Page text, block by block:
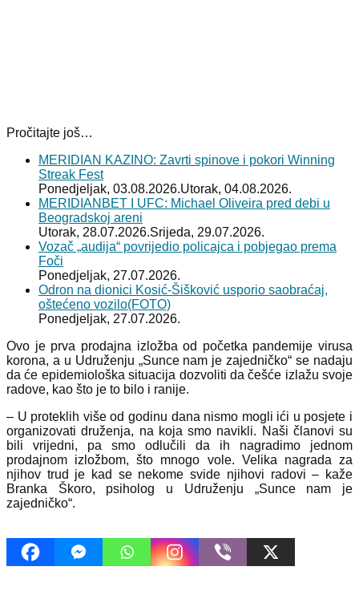
Pročitajte još…
MERIDIAN KAZINO: Zavrti spinove i pokori Winning
Streak Fest
Ponedjeljak, 03.08.2026.Utorak, 04.08.2026.
MERIDIANBET I UFC: Michael Oliveira pred debi u
Beogradskoj areni
Utorak, 28.07.2026.Srijeda, 29.07.2026.
Vozač „audija“ povrijedio policajca i pobjegao prema
Foči
Ponedjeljak, 27.07.2026.
Odron na dionici Kosić-Šišković usporio saobraćaj,
oštećeno vozilo(FOTO)
Ponedjeljak, 27.07.2026.
Ovo je prva prodajna izložba od početka pandemije virusa
korona, a u Udruženju „Sunce nam je zajedničko“ se nadaju
da će epidemiološka situacija dozvoliti da češće izlažu svoje
radove, kao što je to bilo i ranije.
– U proteklih više od godinu dana nismo mogli ići u posjete i
organizovati druženja, na koja smo navikli. Naši članovi su
bili vrijedni, pa smo odlučili da ih nagradimo jednom
prodajnom izložbom, što mnogo vole. Velika nagrada za
njihov trud je kad se nekome svide njihovi radovi – kaže
Branka Škoro, psiholog u Udruženju „Sunce nam je
zajedničko“.